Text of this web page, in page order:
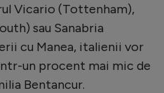
Vicario (Tottenham),
sau Sanabria
cu Manea, italienii vor
un procent mai mic de
Bentancur.